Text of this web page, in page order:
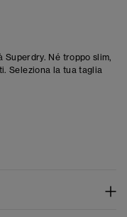
Né troppo slim,
Seleziona la tua taglia